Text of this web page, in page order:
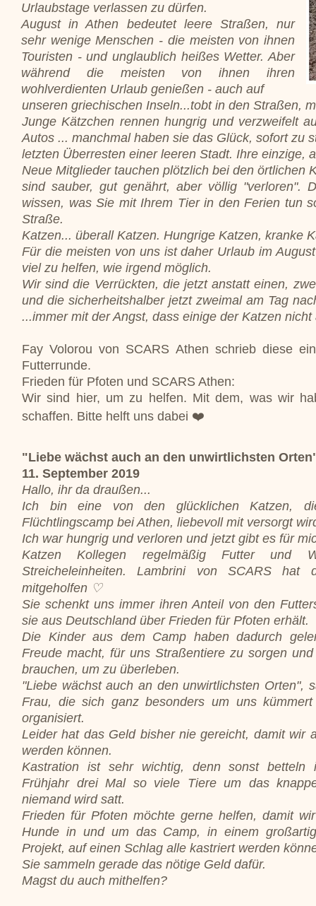
Urlaubstage verlassen zu dürfen.
August in Athen bedeutet leere Straßen, nur
sehr wenige Menschen - die meisten von ihnen
Touristen - und unglaublich heißes Wetter. Aber
während die meisten von ihnen ihren
wohlverdienten Urlaub genießen - auch auf
unseren griechischen Inseln...tobt in den Straßen,
Junge Kätzchen rennen hungrig und verzweifelt
Autos ... manchmal haben sie das Glück, sofort zu
letzten Überresten einer leeren Stadt. Ihre einzige,
Neue Mitglieder tauchen plötzlich bei den örtlichen
sind sauber, gut genährt, aber völlig "verloren".
wissen, was Sie mit Ihrem Tier in den Ferien tun
Straße.
Katzen... überall Katzen. Hungrige Katzen, kranke
Für die meisten von uns ist daher Urlaub im
viel zu helfen, wie irgend möglich.
Wir sind die Verrückten, die jetzt anstatt einen,
und die sicherheitshalber jetzt zweimal am Tag
...immer mit der Angst, dass einige der Katzen
Fay Volorou von SCARS Athen schrieb diese
Futterrunde.
Frieden für Pfoten und SCARS Athen:
Wir sind hier, um zu helfen. Mit dem, was wir
schaffen. Bitte helft uns dabei ❤️
"Liebe wächst auch an den unwirtlichsten
11. September 2019
Hallo, ihr da draußen...
Ich bin eine von den glücklichen Katzen,
Flüchtlingscamp bei Athen, liebevoll mit versorgt
Ich war hungrig und verloren und jetzt gibt es für
Katzen Kollegen regelmäßig Futter und
Streicheleinheiten. Lambrini von SCARS hat
mitgeholfen ♡
Sie schenkt uns immer ihren Anteil von den
sie aus Deutschland über Frieden für Pfoten erhält.
Die Kinder aus dem Camp haben dadurch
Freude macht, für uns Straßentiere zu sorgen
brauchen, um zu überleben.
"Liebe wächst auch an den unwirtlichsten Orten",
Frau, die sich ganz besonders um uns
organisiert.
Leider hat das Geld bisher nie gereicht, damit wir
werden können.
Kastration ist sehr wichtig, denn sonst betteln
Frühjahr drei Mal so viele Tiere um das
niemand wird satt.
Frieden für Pfoten möchte gerne helfen, damit
Hunde in und um das Camp, in einem
Projekt, auf einen Schlag alle kastriert werden
Sie sammeln gerade das nötige Geld dafür.
Magst du auch mithelfen?